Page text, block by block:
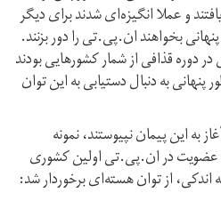
و عملا انگیزه‌ای شدند برای دیگر
بخواهند ان.پی.تی را دور بزنند.
دوره قذافی از شمار کشورهایی بودند
به دنبال دستیابی به این توان
به این پیمان نپیوستند، نمونه
عضویت در ان.پی.تی اولین کشوری
اندکی، از توان هسته‌ای برخوردار شد: